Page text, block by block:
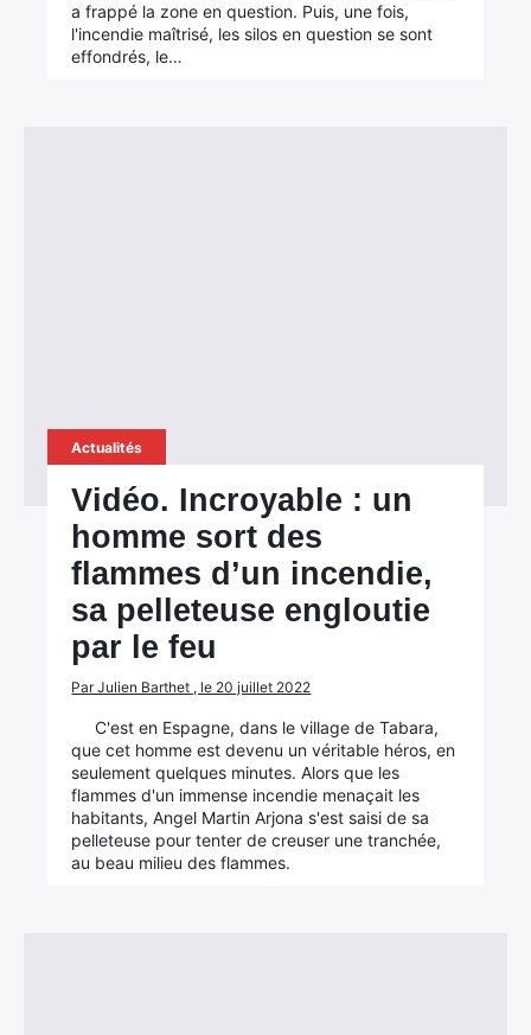
a frappé la zone en question. Puis, une fois,
l'incendie maîtrisé, les silos en question se sont
effondrés, le…
Actualités
Vidéo. Incroyable : un
homme sort des
flammes d’un incendie,
sa pelleteuse engloutie
par le feu
Par Julien Barthet , le 20 juillet 2022
C'est en Espagne, dans le village de Tabara,
que cet homme est devenu un véritable héros, en
seulement quelques minutes. Alors que les
flammes d'un immense incendie menaçait les
habitants, Angel Martin Arjona s'est saisi de sa
pelleteuse pour tenter de creuser une tranchée,
au beau milieu des flammes.